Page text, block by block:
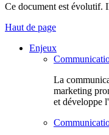
Ce document est évolutif.
Haut de page
Enjeux
La
marketing
et développe